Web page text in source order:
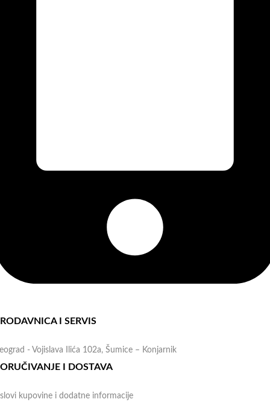
I SERVIS
- Vojislava Ilića 102a, Šumice – Konjarnik
I DOSTAVA
kupovine i dodatne informacije